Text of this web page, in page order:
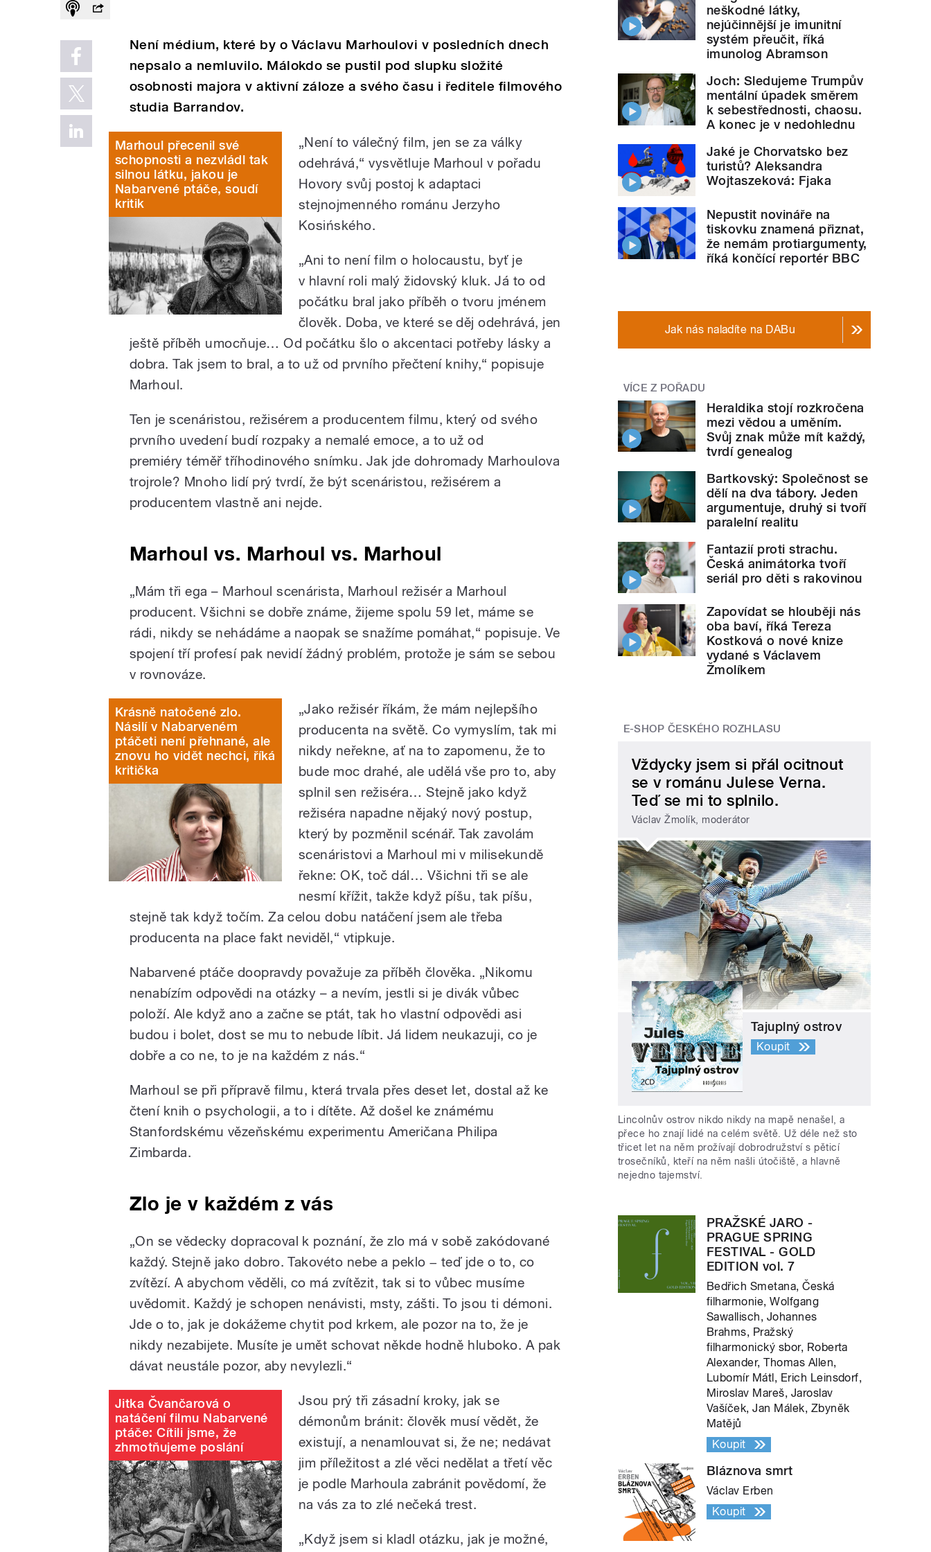
Není médium, které by o Václavu Marhoulovi v posledních dnech
nepsalo a nemluvilo. Málokdo se pustil pod slupku složité
osobnosti majora v aktivní záloze a svého času i ředitele filmového
studia Barrandov.
Marhoul přecenil své
schopnosti a nezvládl tak
silnou látku, jakou je
Nabarvené ptáče, soudí
kritik
„Není to válečný film, jen se za války
odehrává,“ vysvětluje Marhoul v pořadu
Hovory svůj postoj k adaptaci
stejnojmenného románu Jerzyho
Kosińského.
„Ani to není film o holocaustu, byť je
v hlavní roli malý židovský kluk. Já to od
počátku bral jako příběh o tvoru jménem
člověk. Doba, ve které se děj odehrává, jen
ještě příběh umocňuje… Od počátku šlo o akcentaci potřeby lásky a
dobra. Tak jsem to bral, a to už od prvního přečtení knihy,“ popisuje
Marhoul.
Ten je scenáristou, režisérem a producentem filmu, který od svého
prvního uvedení budí rozpaky a nemalé emoce, a to už od
premiéry téměř tříhodinového snímku. Jak jde dohromady Marhoulova
trojrole? Mnoho lidí prý tvrdí, že být scenáristou, režisérem a
producentem vlastně ani nejde.
Marhoul vs. Marhoul vs. Marhoul
„Mám tři ega – Marhoul scenárista, Marhoul režisér a Marhoul
producent. Všichni se dobře známe, žijeme spolu 59 let, máme se
rádi, nikdy se nehádáme a naopak se snažíme pomáhat,“ popisuje. Ve
spojení tří profesí pak nevidí žádný problém, protože je sám se sebou
v rovnováze.
Krásně natočené zlo.
Násilí v Nabarveném
ptáčeti není přehnané, ale
znovu ho vidět nechci, říká
kritička
„Jako režisér říkám, že mám nejlepšího
producenta na světě. Co vymyslím, tak mi
nikdy neřekne, ať na to zapomenu, že to
bude moc drahé, ale udělá vše pro to, aby
splnil sen režiséra… Stejně jako když
režiséra napadne nějaký nový postup,
který by pozměnil scénář. Tak zavolám
scenáristovi a Marhoul mi v milisekundě
řekne: OK, toč dál… Všichni tři se ale
nesmí křížit, takže když píšu, tak píšu,
stejně tak když točím. Za celou dobu natáčení jsem ale třeba
producenta na place fakt neviděl,“ vtipkuje.
Nabarvené ptáče doopravdy považuje za příběh člověka. „Nikomu
nenabízím odpovědi na otázky – a nevím, jestli si je divák vůbec
položí. Ale když ano a začne se ptát, tak ho vlastní odpovědi asi
budou i bolet, dost se mu to nebude líbit. Já lidem neukazuji, co je
dobře a co ne, to je na každém z nás.“
Marhoul se při přípravě filmu, která trvala přes deset let, dostal až ke
čtení knih o psychologii, a to i dítěte. Až došel ke známému
Stanfordskému vězeňskému experimentu Američana Philipa
Zimbarda.
Zlo je v každém z vás
„On se vědecky dopracoval k poznání, že zlo má v sobě zakódované
každý. Stejně jako dobro. Takovéto nebe a peklo − teď jde o to, co
zvítězí. A abychom věděli, co má zvítězit, tak si to vůbec musíme
uvědomit. Každý je schopen nenávisti, msty, zášti. To jsou ti démoni.
Jde o to, jak je dokážeme chytit pod krkem, ale pozor na to, že je
nikdy nezabijete. Musíte je umět schovat někde hodně hluboko. A pak
dávat neustále pozor, aby nevylezli.“
Jitka Čvančarová o
natáčení filmu Nabarvené
ptáče: Cítili jsme, že
zhmotňujeme poslání
Jsou prý tři zásadní kroky, jak se
démonům bránit: člověk musí vědět, že
existují, a nenamlouvat si, že ne; nedávat
jim příležitost a zlé věci nedělat a třetí věc
je podle Marhoula zabránit povědomí, že
na vás za to zlé nečeká trest.
„Když jsem si kladl otázku, jak je možné,
neškodné látky,
nejúčinnější je imunitní
systém přeučit, říká
imunolog Abramson
Joch: Sledujeme Trumpův
mentální úpadek směrem
k sebestřednosti, chaosu.
A konec je v nedohlednu
Jaké je Chorvatsko bez
turistů? Aleksandra
Wojtaszeková: Fjaka
Nepustit novináře na
tiskovku znamená přiznat,
že nemám protiargumenty,
říká končící reportér BBC
Jak nás naladíte na DABu
VÍCE Z POŘADU
Heraldika stojí rozkročena
mezi vědou a uměním.
Svůj znak může mít každý,
tvrdí genealog
Bartkovský: Společnost se
dělí na dva tábory. Jeden
argumentuje, druhý si tvoří
paralelní realitu
Fantazií proti strachu.
Česká animátorka tvoří
seriál pro děti s rakovinou
Zapovídat se hlouběji nás
oba baví, říká Tereza
Kostková o nové knize
vydané s Václavem
Žmolíkem
E-SHOP ČESKÉHO ROZHLASU
Vždycky jsem si přál ocitnout
se v románu Julese Verna.
Teď se mi to splnilo.
Václav Žmolík, moderátor
Tajuplný ostrov
Koupit
Lincolnův ostrov nikdo nikdy na mapě nenašel, a
přece ho znají lidé na celém světě. Už déle než sto
třicet let na něm prožívají dobrodružství s pěticí
trosečníků, kteří na něm našli útočiště, a hlavně
nejedno tajemství.
PRAŽSKÉ JARO -
PRAGUE SPRING
FESTIVAL - GOLD
EDITION vol. 7
Bedřich Smetana, Česká
filharmonie, Wolfgang
Sawallisch, Johannes
Brahms, Pražský
filharmonický sbor, Roberta
Alexander, Thomas Allen,
Lubomír Mátl, Erich Leinsdorf,
Miroslav Mareš, Jaroslav
Vašíček, Jan Málek, Zbyněk
Matějů
Koupit
Bláznova smrt
Václav Erben
Koupit